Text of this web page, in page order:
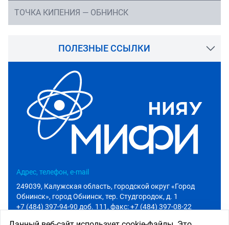
ТОЧКА КИПЕНИЯ — ОБНИНСК
ПОЛЕЗНЫЕ ССЫЛКИ
Адрес, телефон, e-mail
249039, Калужская область, городской округ «Город
Обнинск», город Обнинск, тер. Студгородок, д. 1
+7 (484) 397-94-90 доб. 111, факс: +7 (484) 397-08-22